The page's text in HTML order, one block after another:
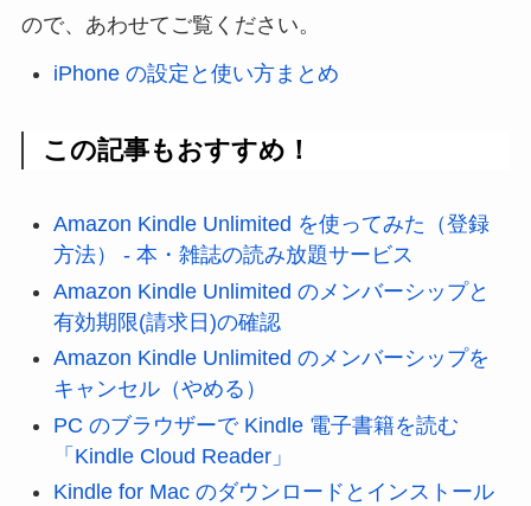
ので、あわせてご覧ください。
iPhone の設定と使い方まとめ
この記事もおすすめ！
Amazon Kindle Unlimited を使ってみた（登録
方法） - 本・雑誌の読み放題サービス
Amazon Kindle Unlimited のメンバーシップと
有効期限(請求日)の確認
Amazon Kindle Unlimited のメンバーシップを
キャンセル（やめる）
PC のブラウザーで Kindle 電子書籍を読む
「Kindle Cloud Reader」
Kindle for Mac のダウンロードとインストール